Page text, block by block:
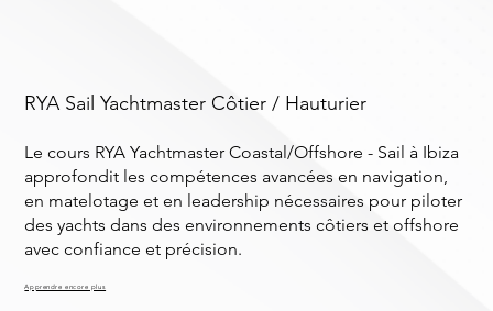
RYA Sail Yachtmaster Côtier / Hauturier
Le cours RYA Yachtmaster Coastal/Offshore - Sail à Ibiza
approfondit les compétences avancées en navigation,
en matelotage et en leadership nécessaires pour piloter
des yachts dans des environnements côtiers et offshore
avec confiance et précision.
Apprendre encore plus